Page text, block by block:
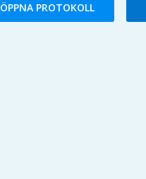
ÖPPNA PROTOKOLL